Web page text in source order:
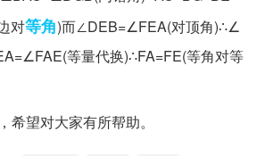
对等角)而∠DEB=∠FEA(对顶角)∴∠
等量代换)∴FA=FE(等角对等
希望对大家有所帮助。